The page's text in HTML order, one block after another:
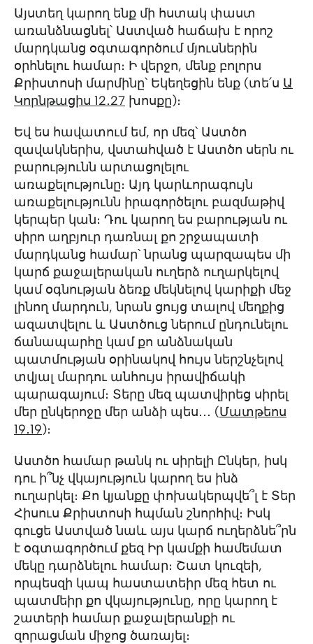
Այստեղ կարող ենք մի հստակ փաստ
առանձնացնել՝ Աստված հաճախ է որոշ
մարդկանց օգտագործում մյուսներին
օրհնելու համար։ Ի վերջո, մենք բոլորս
Քրիստոսի մարմինը՝ Եկեղեցին ենք (տե՛ս Ա
Կորնթացիս 12․27 խոսքը)։
Եվ ես հավատում եմ, որ մեզ՝ Աստծո
զավակներիս, վստահված է Աստծո սերն ու
բարությունն արտացոլելու
առաքելությունը։ Այդ կարևորագույն
առաքելությունն իրագործելու բազմաթիվ
կերպեր կան։ Դու կարող ես բարության ու
սիրո աղբյուր դառնալ քո շրջապատի
մարդկանց համար՝ նրանց պարզապես մի
կարճ քաջալերական ուղերձ ուղարկելով
կամ օգնության ձեռք մեկնելով կարիքի մեջ
լինող մարդուն, նրան ցույց տալով մեղքից
ազատվելու և Աստծուց ներում ընդունելու
ճանապարհը կամ քո անձնական
պատմության օրինակով հույս ներշնչելով
տվյալ մարդու անհույս իրավիճակի
պարագայում։ Տերը մեզ պատվիրեց սիրել
մեր ընկերոջը մեր անձի պես․․․ (Մատթեոս
19․19)։
Աստծո համար թանկ ու սիրելի Ընկեր, իսկ
դու ի՞նչ վկայություն կարող ես ինձ
ուղարկել։ Քո կյանքը փոխակերպվե՞լ է Տեր
Հիսուս Քրիստոսի հպման շնորհիվ։ Իսկ
գուցե Աստված նաև այս կարճ ուղերձնե՞րն
է օգտագործում քեզ Իր կամքի համեմատ
մեկը դարձնելու համար։ Շատ կուզեի,
որպեսզի կապ հաստատեիր մեզ հետ ու
պատմեիր քո վկայությունը, որը կարող է
շատերի համար քաջալերանքի ու
զորացման միջոց ծառայել։